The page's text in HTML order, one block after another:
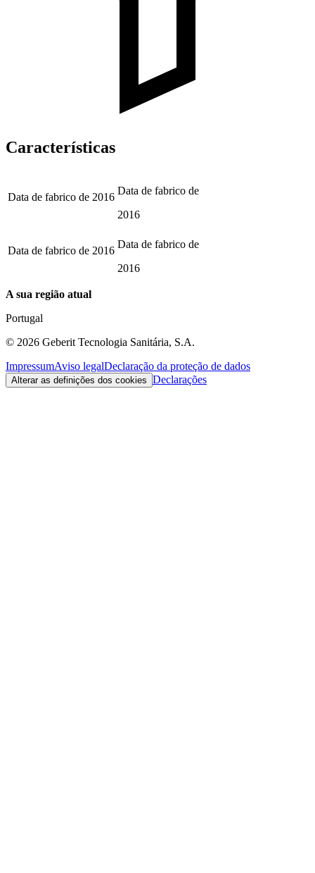
Características
Data de fabrico de 2016
Data de fabrico de
2016
Data de fabrico de 2016
Data de fabrico de
2016
A sua região atual
Portugal
© 2026 Geberit Tecnologia Sanitária, S.A.
ImpressumAviso legalDeclaração da proteção de dados
Alterar as definições dos cookies Declarações